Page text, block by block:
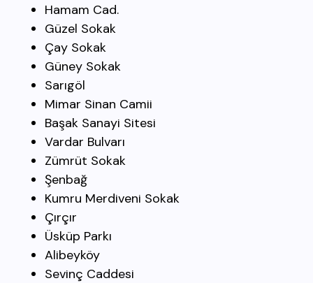
Hamam Cad.
Güzel Sokak
Çay Sokak
Güney Sokak
Sarıgöl
Mimar Sinan Camii
Başak Sanayi Sitesi
Vardar Bulvarı
Zümrüt Sokak
Şenbağ
Kumru Merdiveni Sokak
Çırçır
Üsküp Parkı
Alibeyköy
Sevinç Caddesi